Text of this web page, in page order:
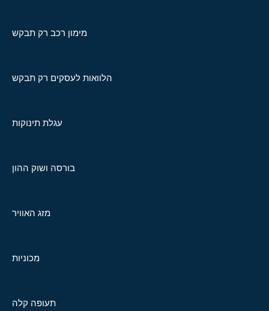
מימון רכב רק תבקש
הלוואות לעסקים רק תבקש
עגלת תינוקות
בורסה ושוק ההון
מזג האוויר
מכוניות
תעופה קלה